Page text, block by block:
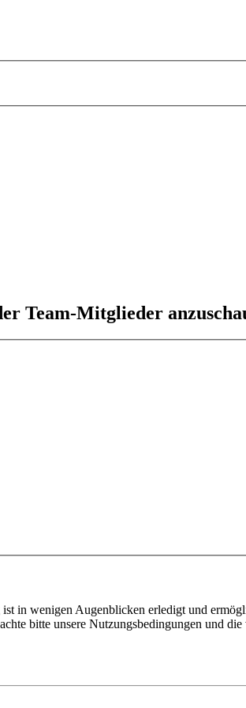
Team-Mitglieder
in wenigen Augenblicken erledigt und
bitte unsere Nutzungsbedingungen und